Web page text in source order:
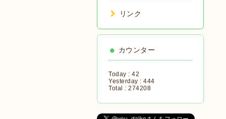
リンク
カウンター
Today : 42
Yesterday : 444
Total : 274208